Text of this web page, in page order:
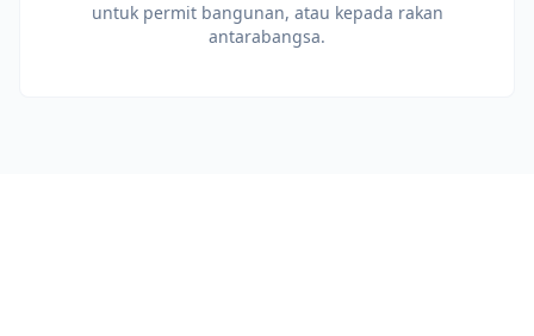
untuk permit bangunan, atau kepada rakan
antarabangsa.